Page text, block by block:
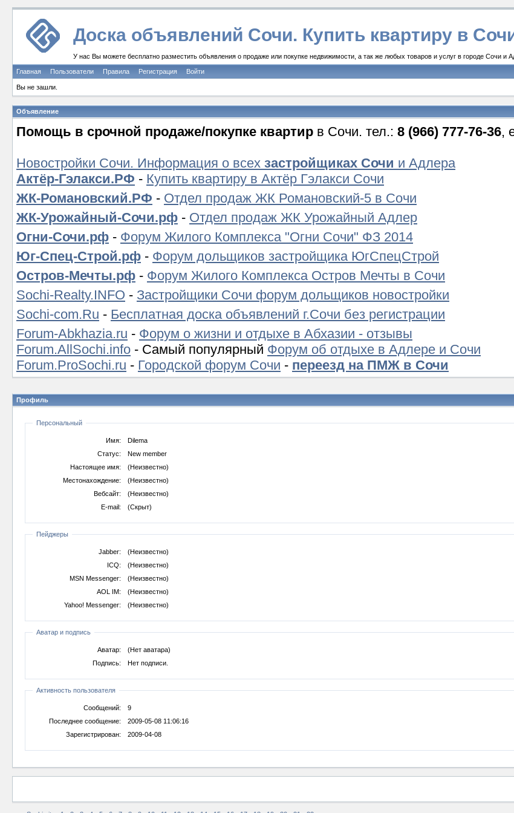
Доска объявлений Сочи. Купить квартиру в
У нас Вы можете бесплатно разместить объявления о продаже или покупке недвижимости, а так же любых товаров и услуг в городе Сочи и
Главная Пользователи Правила Регистрация Войти
Вы не зашли.
Объявление
Помощь в срочной продаже/покупке квартир в Сочи. тел.: 8 (966) 777-76-36,
Новостройки Сочи. Информация о всех застройщиках Сочи и Адлера
Актёр-Гэлакси.РФ - Купить квартиру в Актёр Гэлакси Сочи
ЖК-Романовский.РФ - Отдел продаж ЖК Романовский-5 в Сочи
ЖК-Урожайный-Сочи.рф - Отдел продаж ЖК Урожайный Адлер
Огни-Сочи.рф - Форум Жилого Комплекса "Огни Сочи" ФЗ 2014
Юг-Спец-Строй.рф - Форум дольщиков застройщика ЮгСпецСтрой
Остров-Мечты.рф - Форум Жилого Комплекса Остров Мечты в Сочи
Sochi-Realty.INFO - Застройщики Сочи форум дольщиков новостройки
Sochi-com.Ru - Бесплатная доска объявлений г.Сочи без регистрации
Forum-Abkhazia.ru - Форум о жизни и отдыхе в Абхазии - отзывы
Forum.AllSochi.info - Самый популярный Форум об отдыхе в Адлере и Сочи
Forum.ProSochi.ru - Городской форум Сочи - переезд на ПМЖ в Сочи
Профиль
Персональный
Имя:
Dilema
Статус:
New member
Настоящее имя:
(Неизвестно)
Местонахождение:
(Неизвестно)
Вебсайт:
(Неизвестно)
E-mail:
(Скрыт)
Пейджеры
Jabber:
(Неизвестно)
ICQ:
(Неизвестно)
MSN Messenger:
(Неизвестно)
AOL IM:
(Неизвестно)
Yahoo! Messenger:
(Неизвестно)
Аватар и подпись
Аватар:
(Нет аватара)
Подпись:
Нет подписи.
Активность пользователя
Сообщений:
9
Последнее сообщение:
2009-05-08 11:06:16
Зарегистрирован:
2009-04-08